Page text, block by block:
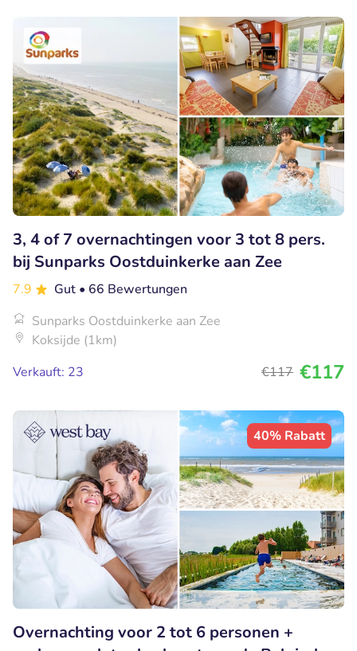
3, 4 of 7 overnachtingen voor 3 tot 8 pers.
bij Sunparks Oostduinkerke aan Zee
7.9 Gut • 66 Bewertungen
Sunparks Oostduinkerke aan Zee
Koksijde (1km)
Verkauft: 23
€117 €117
40% Rabatt
Overnachting voor 2 tot 6 personen +